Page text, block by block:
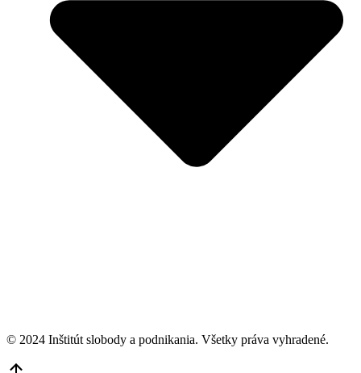
© 2024 Inštitút slobody a podnikania. Všetky práva vyhradené.